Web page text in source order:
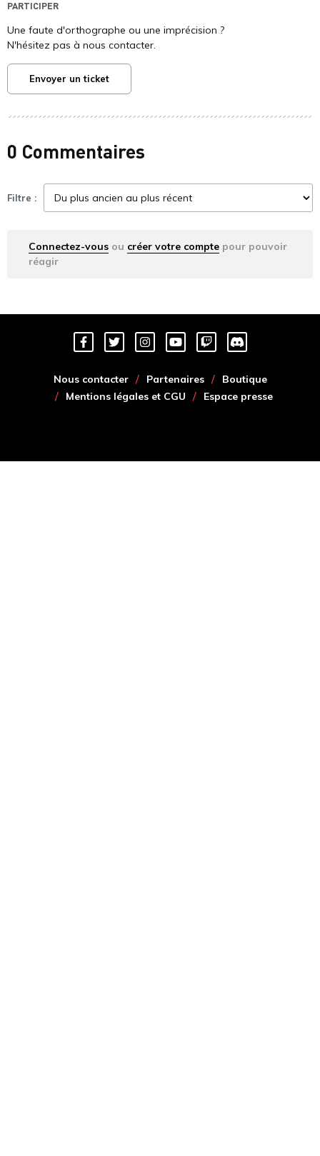
PARTICIPER
Une faute d'orthographe ou une imprécision ?
N'hésitez pas à nous contacter.
Envoyer un ticket
0 Commentaires
Filtre :
Connectez-vous ou créer votre compte pour pouvoir
réagir
Nous contacter Partenaires
Boutique
Mentions légales et CGU
Espace presse